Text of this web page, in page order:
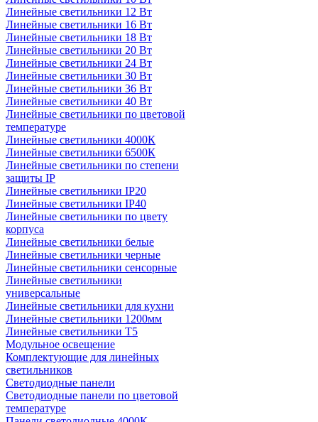
Линейные светильники 12 Вт
Линейные светильники 16 Вт
Линейные светильники 18 Вт
Линейные светильники 20 Вт
Линейные светильники 24 Вт
Линейные светильники 30 Вт
Линейные светильники 36 Вт
Линейные светильники 40 Вт
Линейные светильники по цветовой
температуре
Линейные светильники 4000К
Линейные светильники 6500К
Линейные светильники по степени
защиты IP
Линейные светильники IP20
Линейные светильники IP40
Линейные светильники по цвету
корпуса
Линейные светильники белые
Линейные светильники черные
Линейные светильники сенсорные
Линейные светильники
универсальные
Линейные светильники для кухни
Линейные светильники 1200мм
Линейные светильники Т5
Модульное освещение
Комплектующие для линейных
светильников
Светодиодные панели
Светодиодные панели по цветовой
температуре